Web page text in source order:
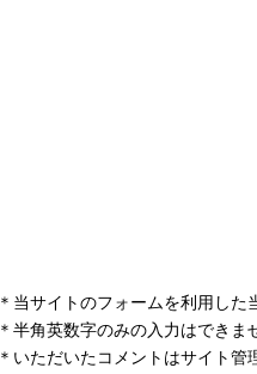
＊当サイトのフォームを利用した
＊半角英数字のみの入力はできま
＊いただいたコメントはサイト管